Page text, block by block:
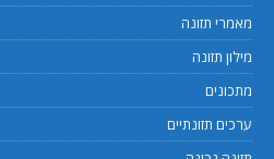
מאמרי תזונה
מילון תזונה
מתכונים
ערכים תזונתיים